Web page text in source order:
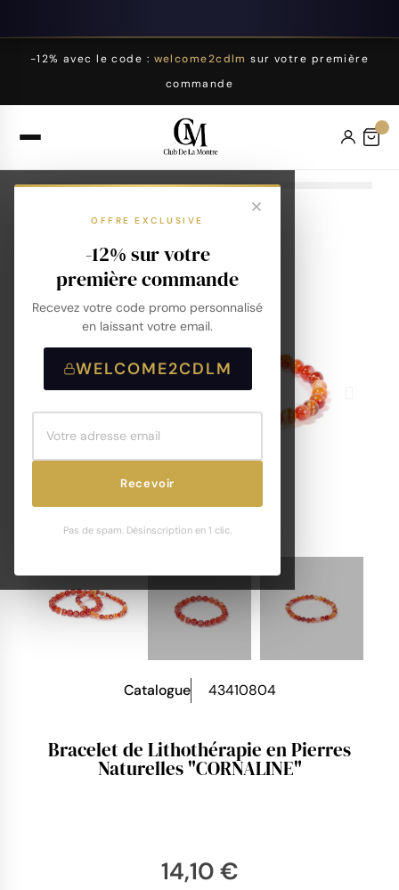
-12% avec le code : welcome2cdlm sur votre première
commande
OFFRE EXCLUSIVE
-12% sur votre
première commande
Recevez votre code promo personnalisé
en laissant votre email.
WELCOME2CDLM
Recevoir
Pas de spam. Désinscription en 1 clic.
Catalogue 43410804
Bracelet de Lithothérapie en Pierres
Naturelles "CORNALINE"
14,10 €